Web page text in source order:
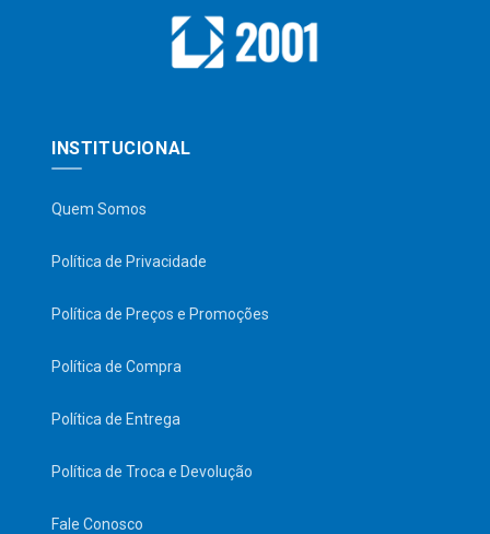
INSTITUCIONAL
Quem Somos
Política de Privacidade
Política de Preços e Promoções
Política de Compra
Política de Entrega
Política de Troca e Devolução
Fale Conosco